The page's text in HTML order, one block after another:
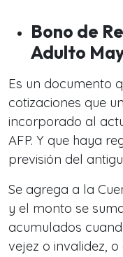
Bono de
Adulto
Es un documento
cotizaciones que
incorporado al
AFP. Y que haya
previsión del
Se agrega a la
y el monto se
acumulados
vejez o invalidez,